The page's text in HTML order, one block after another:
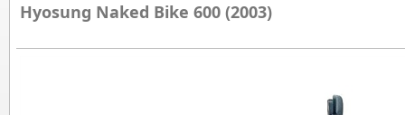
Hyosung Naked Bike 600 (2003)